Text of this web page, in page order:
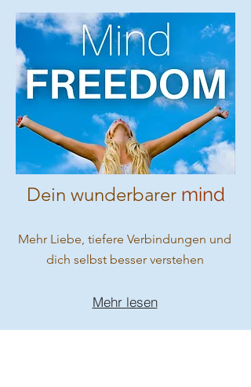
Dein wunderbarermind
Mehr Liebe, tiefere Verbindungen und
dich selbst besser verstehen
Mehr lesen